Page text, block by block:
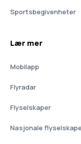
Sportsbegivenheter
Lær mer
Mobilapp
Flyradar
Flyselskaper
Nasjonale